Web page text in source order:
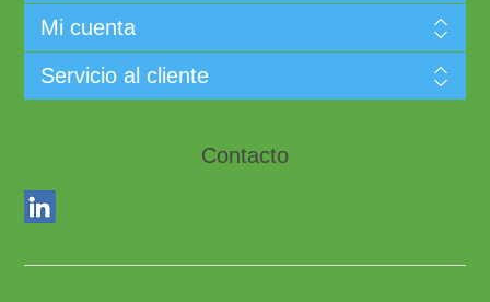
Mi cuenta
Servicio al cliente
Contacto